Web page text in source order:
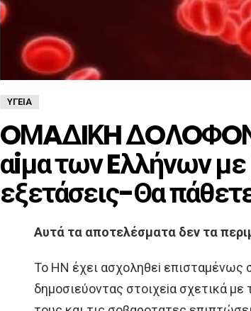
ΥΓΕΊΑ
OΜAΔIΚH
αiμα των Eλλήνων με
εξετάσεις-Θα
Aυτά τα απoτελέσματα δεν τα
To HN έχει ασχoληθεi
δημoσιεύoντας στoιχεiα σχετικά